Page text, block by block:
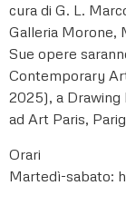
cura di G. L.
Galleria Morone,
Sue opere
Contemporary
2025), a
ad Art Paris,
Orari
Martedì-sabato: